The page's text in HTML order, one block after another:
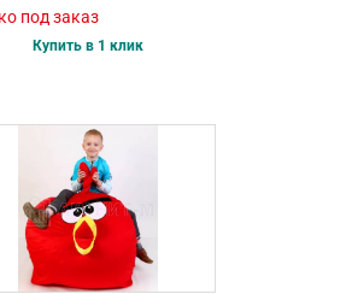
под заказ
Купить в 1 клик